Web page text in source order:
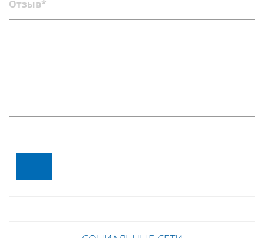
Отзыв*